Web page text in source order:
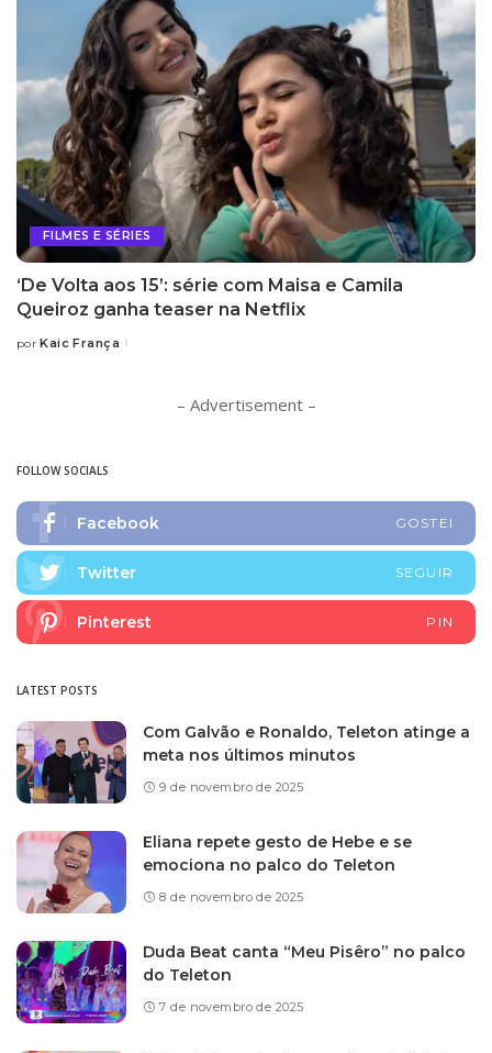
FILMES E SÉRIES
‘De Volta aos 15’: série com Maisa e Camila
Queiroz ganha teaser na Netflix
Posted
por Kaic França
– Advertisement –
FOLLOW SOCIALS
Facebook GOSTEI
Twitter SEGUIR
Pinterest PIN
LATEST POSTS
Com Galvão e Ronaldo, Teleton atinge a
meta nos últimos minutos
9 de novembro de 2025
Eliana repete gesto de Hebe e se
emociona no palco do Teleton
8 de novembro de 2025
Duda Beat canta “Meu Pisêro” no palco
do Teleton
7 de novembro de 2025